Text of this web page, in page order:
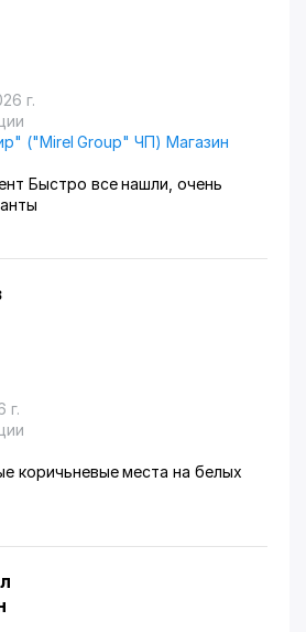
г.
("Mirel Group" ЧП) Магазин
Быстро все нашли, очень
г.